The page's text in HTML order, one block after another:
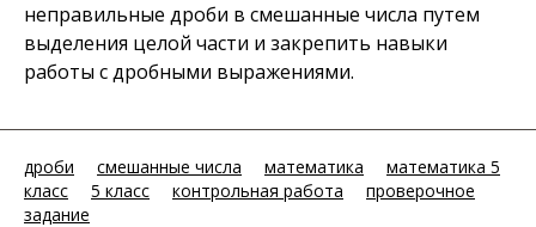
неправильные дроби в смешанные числа путем
выделения целой части и закрепить навыки
работы с дробными выражениями.
дроби смешанные числа математика
математика 5
класс
5 класс контрольная работа
проверочное
задание